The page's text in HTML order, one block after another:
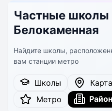
Частные школы
Белокаменная
Найдите школы,
вам станции метро
Школы Карта
Метро